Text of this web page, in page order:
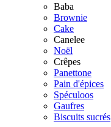
Baba
Brownie
Cake
Canelee
Noël
Crêpes
Panettone
Pain d'épices
Spéculoos
Gaufres
Biscuits sucrés